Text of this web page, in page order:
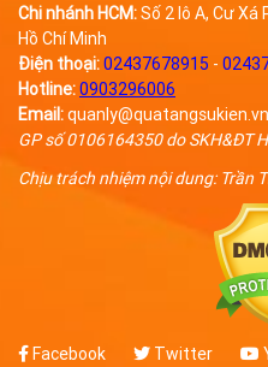
Chi nhánh HCM:Số 2 lô A, Cư Xá
Hồ Chí Minh
Điện thoại:02437678915 -
Hotline:0903296006
Email:quanly@quatangsukien.vn
GP số 0106164350 do SKH&ĐT
Chịu trách nhiệm nội dung: Trần
Facebook Twitter